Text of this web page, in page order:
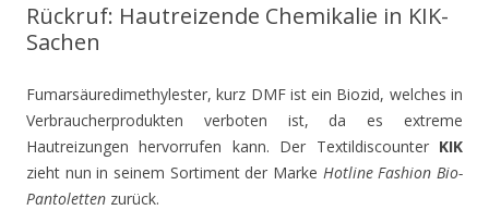
Rückruf: Hautreizende Chemikalie in KIK-
Sachen
Fumarsäuredimethylester, kurz DMF ist ein Biozid, welches in
Verbraucherprodukten verboten ist, da es extreme
Hautreizungen hervorrufen kann. Der Textildiscounter KIK
zieht nun in seinem Sortiment der Marke Hotline Fashion Bio-
Pantoletten zurück.